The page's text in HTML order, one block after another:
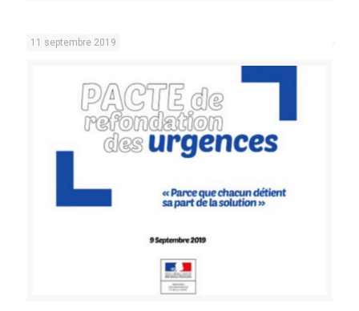
11 septembre 2019